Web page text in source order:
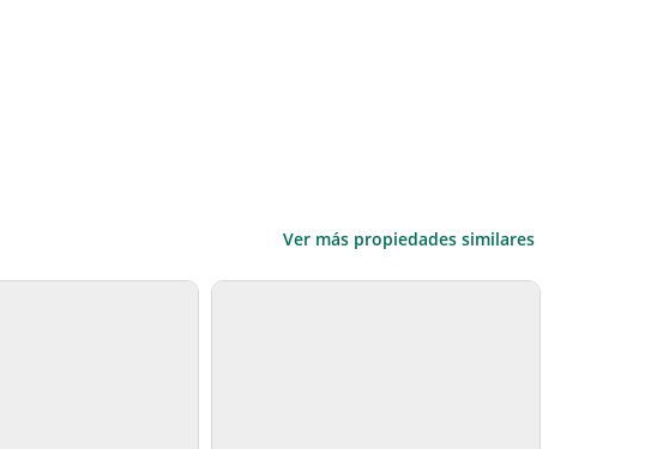
Ver más propiedades similares